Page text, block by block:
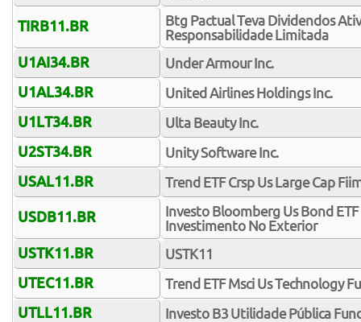
TIRB11.BR
Btg Pactual Teva Dividendos
Responsabilidade Limitada
U1AI34.BR
Under Armour Inc.
U1AL34.BR
United Airlines Holdings Inc.
U1LT34.BR
Ulta Beauty Inc.
U2ST34.BR
Unity Software Inc.
USAL11.BR
Trend ETF Crsp Us Large Cap
USDB11.BR
Investo Bloomberg Us Bond
Investimento No Exterior
USTK11.BR
USTK11
UTEC11.BR
Trend ETF Msci Us Technology
UTLL11.BR
Investo B3 Utilidade Pública